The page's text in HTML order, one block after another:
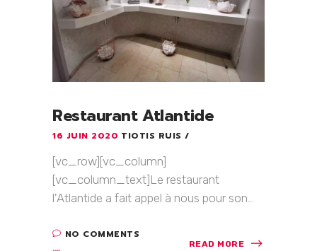
Restaurant Atlantide
16 JUIN 2020 TIOTIS RUIS
[vc_row][vc_column]
[vc_column_text]Le restaurant
l'Atlantide a fait appel à nous pour son...
NO COMMENTS
READ MORE